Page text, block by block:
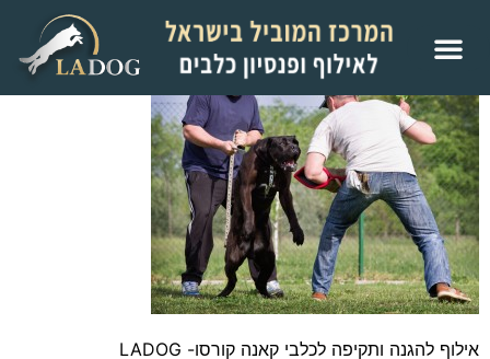
אילוף להגנה ותקיפה לכלבי קאנה קורסו- LADOG